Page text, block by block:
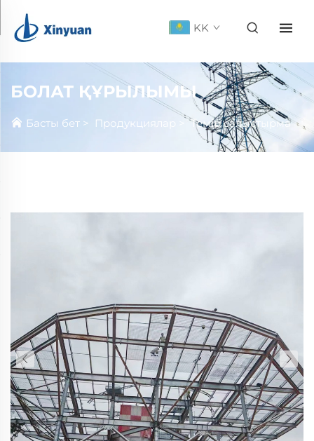
KK
БОЛАТ ҚҰРЫЛЫМЫ
Басты бет > Продукциялар >Темір салыстырма